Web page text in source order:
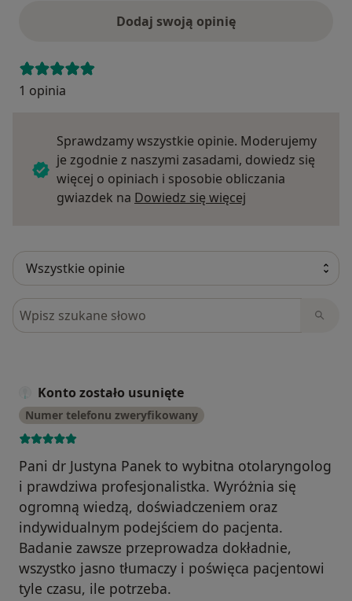
Dodaj swoją opinię
1 opinia
Sprawdzamy wszystkie opinie. Moderujemy
je zgodnie z naszymi zasadami, dowiedz się
więcej o opiniach i sposobie obliczania
gwiazdek na Dowiedz się więcej
Szukaj w opiniach
Konto zostało usunięte
Numer telefonu zweryfikowany
Pani dr Justyna Panek to wybitna otolaryngolog
i prawdziwa profesjonalistka. Wyróżnia się
ogromną wiedzą, doświadczeniem oraz
indywidualnym podejściem do pacjenta.
Badanie zawsze przeprowadza dokładnie,
wszystko jasno tłumaczy i poświęca pacjentowi
tyle czasu, ile potrzeba.